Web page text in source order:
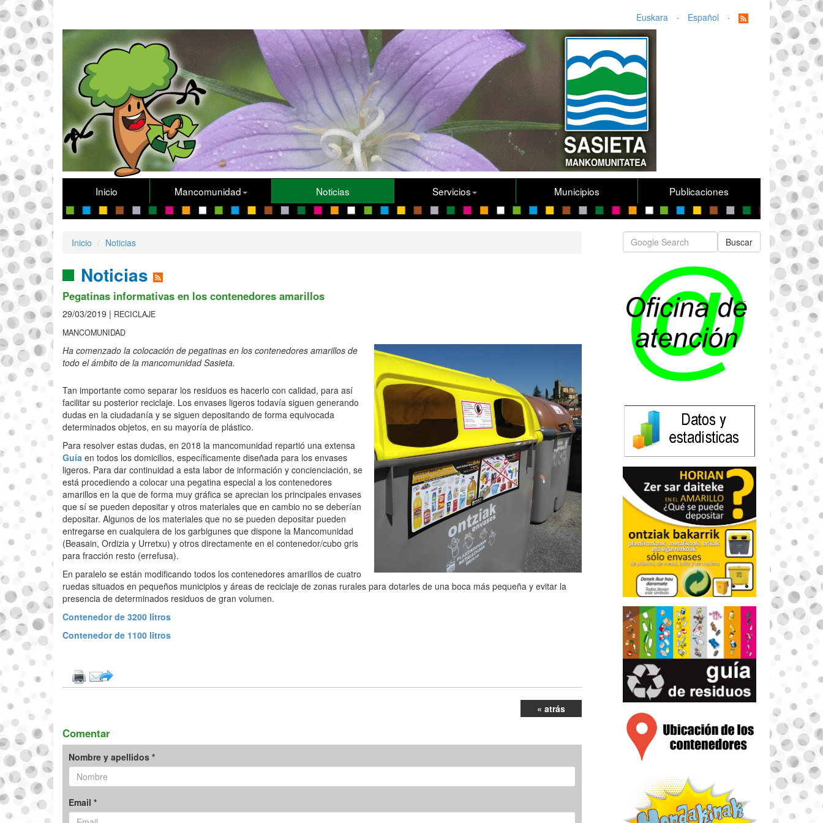
Euskara · Español ·
Inicio Mancomunidad Noticias Servicios Municipios Publicaciones
Inicio Noticias
Noticias
Pegatinas informativas en los contenedores amarillos
29/03/2019 | RECICLAJE
MANCOMUNIDAD
Ha comenzado la colocación de pegatinas en los contenedores amarillos de
todo el ámbito de la mancomunidad Sasieta.
Tan importante como separar los residuos es hacerlo con calidad, para así
facilitar su posterior reciclaje. Los envases ligeros todavía siguen generando
dudas en la ciudadanía y se siguen depositando de forma equivocada
determinados objetos, en su mayoría de plástico.
Para resolver estas dudas, en 2018 la mancomunidad repartió una extensa
Guía en todos los domicilios, específicamente diseñada para los envases
ligeros. Para dar continuidad a esta labor de información y concienciación, se
está procediendo a colocar una pegatina especial a los contenedores
amarillos en la que de forma muy gráfica se aprecian los principales envases
que sí se pueden depositar y otros materiales que en cambio no se deberían
depositar. Algunos de los materiales que no se pueden depositar pueden
entregarse en cualquiera de los garbigunes que dispone la Mancomunidad
(Beasain, Ordizia y Urretxu) y otros directamente en el contenedor/cubo gris
para fracción resto (errefusa).
En paralelo se están modificando todos los contenedores amarillos de cuatro
ruedas situados en pequeños municipios y áreas de reciclaje de zonas rurales para dotarles de una boca más pequeña y evitar la
presencia de determinados residuos de gran volumen.
Contenedor de 3200 litros
Contenedor de 1100 litros
« atrás
Comentar
Nombre y apellidos *
Email *
Buscar